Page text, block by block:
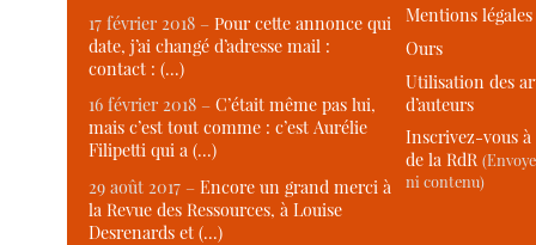
17 février 2018 –Pour cette annonce qui
date, j’ai changé d’adresse mail :
contact : (…)
16 février 2018 –C’était même pas lui,
mais c’est tout comme : c’est Aurélie
Filipetti qui a (…)
29 août 2017 –Encore un grand merci à
la Revue des Ressources, à Louise
Desrenards et (…)
Mentions légales
Ours
Utilisation des
d’auteurs
Inscrivez-vous
de la RdR
ni contenu)